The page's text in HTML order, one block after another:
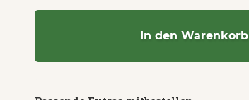
In den Warenkorb